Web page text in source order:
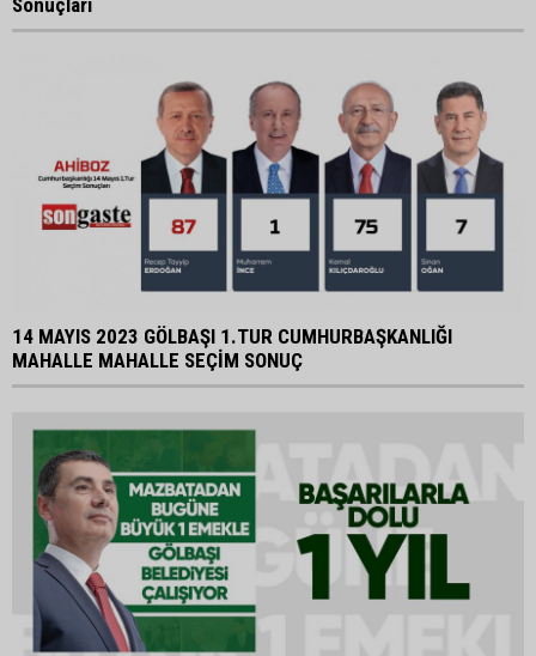
Sonuçları
14 MAYIS 2023 GÖLBAŞI 1.TUR CUMHURBAŞKANLIĞI
MAHALLE MAHALLE SEÇİM SONUÇ